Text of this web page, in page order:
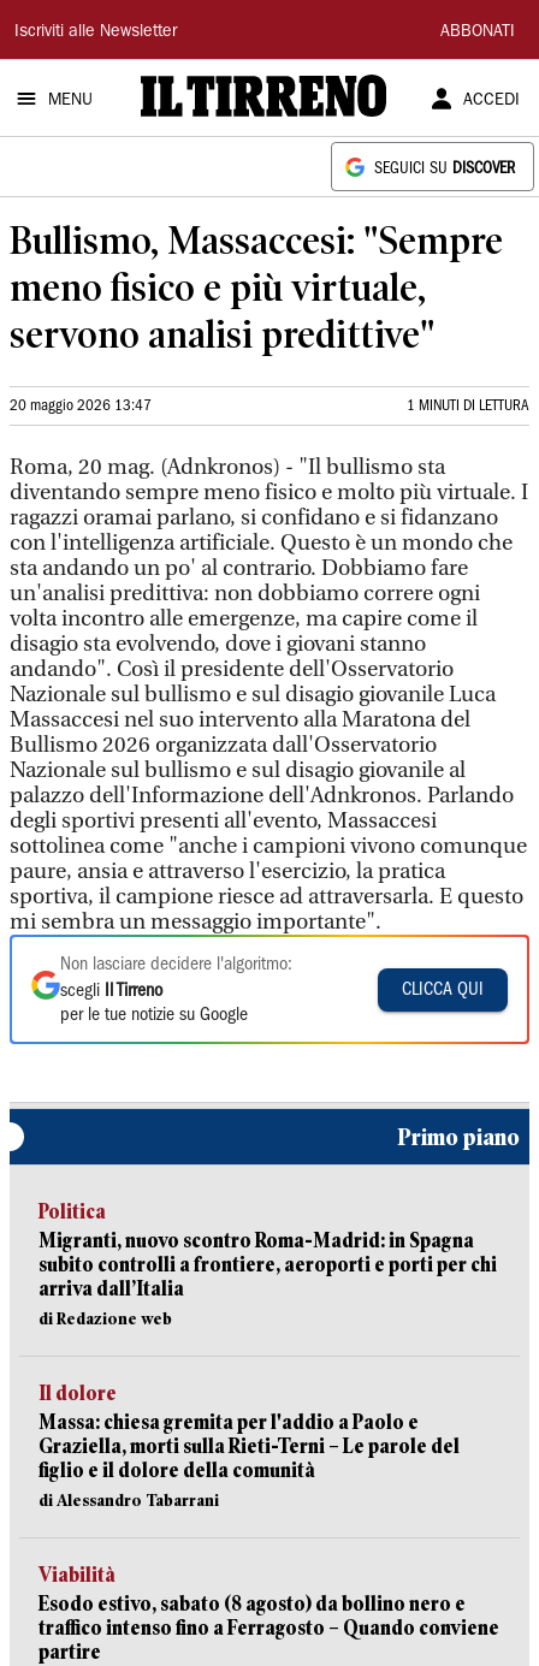
Il
Tirreno
Iscriviti alle Newsletter ABBONATI
MENU ACCEDI
SEGUICI SU DISCOVER
Bullismo, Massaccesi: "Sempre
meno fisico e più virtuale,
servono analisi predittive"
20 maggio 2026 13:47 1 MINUTI DI LETTURA
Roma, 20 mag. (Adnkronos) - "Il bullismo sta
diventando sempre meno fisico e molto più virtuale. I
ragazzi oramai parlano, si confidano e si fidanzano
con l'intelligenza artificiale. Questo è un mondo che
sta andando un po' al contrario. Dobbiamo fare
un'analisi predittiva: non dobbiamo correre ogni
volta incontro alle emergenze, ma capire come il
disagio sta evolvendo, dove i giovani stanno
andando". Così il presidente dell'Osservatorio
Nazionale sul bullismo e sul disagio giovanile Luca
Massaccesi nel suo intervento alla Maratona del
Bullismo 2026 organizzata dall'Osservatorio
Nazionale sul bullismo e sul disagio giovanile al
palazzo dell'Informazione dell'Adnkronos. Parlando
degli sportivi presenti all'evento, Massaccesi
sottolinea come "anche i campioni vivono comunque
paure, ansia e attraverso l'esercizio, la pratica
sportiva, il campione riesce ad attraversarla. E questo
mi sembra un messaggio importante".
Non lasciare decidere l'algoritmo:
scegli
Il Tirreno
per le tue notizie su Google
CLICCA QUI
Primo piano
Politica
Migranti, nuovo scontro Roma-Madrid: in Spagna
subito controlli a frontiere, aeroporti e porti per chi
arriva dall’Italia
di Redazione web
Il dolore
Massa: chiesa gremita per l'addio a Paolo e
Graziella, morti sulla Rieti-Terni – Le parole del
figlio e il dolore della comunità
di Alessandro Tabarrani
Viabilità
Esodo estivo, sabato (8 agosto) da bollino nero e
traffico intenso fino a Ferragosto – Quando conviene
partire